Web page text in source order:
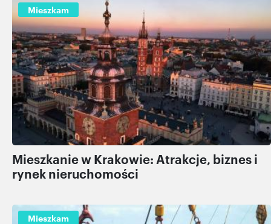
Mieszkam
Mieszkanie w Krakowie: Atrakcje, biznes i
rynek nieruchomości
Mieszkam